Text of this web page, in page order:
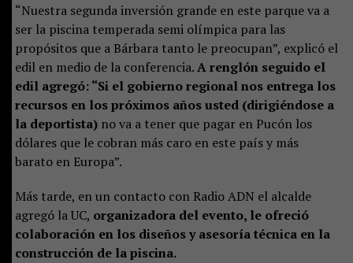
“Nuestra segunda inversión grande en este parque va a
ser la piscina temperada semi olímpica para las
propósitos que a Bárbara tanto le preocupan”, explicó el
edil en medio de la conferencia.A renglón seguido el
edil agregó: “Si el gobierno regional nos entrega los
recursos en los próximos años usted (dirigiéndose a
la deportista)no va a tener que pagar en Pucón los
dólares que le cobran más caro en este país y más
barato en Europa”.
Más tarde, en un contacto con Radio ADN el alcalde
agregó la UC, organizadora del evento, le ofreció
colaboración en los diseños y asesoría técnica en la
construcción de la piscina.